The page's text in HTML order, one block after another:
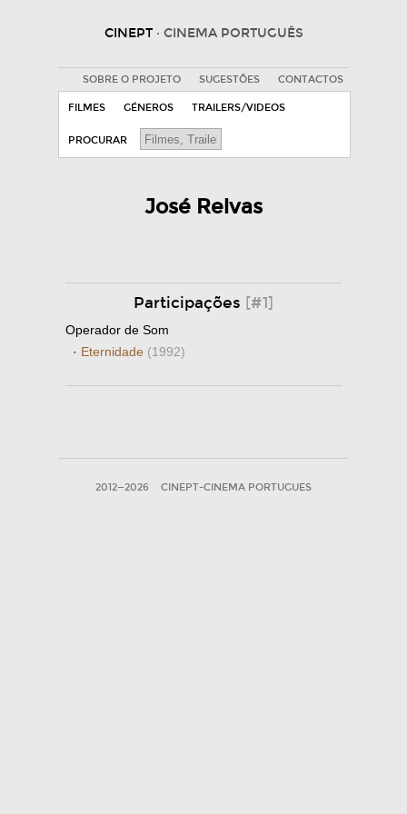
CINEPT · CINEMA PORTUGUÊS
SOBRE O PROJETO SUGESTÕES CONTACTOS
FILMES GÉNEROS TRAILERS/VIDEOS
PROCURAR
José Relvas
Participações [#1]
Operador de Som
· Eternidade (1992)
2012—2026 CINEPT-CINEMA PORTUGUES